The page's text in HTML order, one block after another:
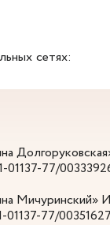
сетях:
77/
Мичуринский»
77/